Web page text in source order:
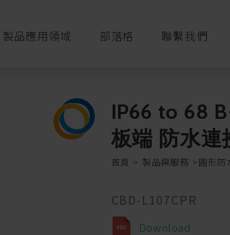
製品應用領域 部落格 聯繫我們
IP66 to 68
板端 防水連
首頁 製品與服務 圓形防
CBD-L107CPR
Download